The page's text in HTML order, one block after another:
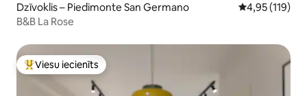
Dzīvoklis – Piedimonte San Germano Vidējais
4,95 (119)
B&B La Rose
Populārs viesu iecienīts mājoklis
Viesu iecienīts